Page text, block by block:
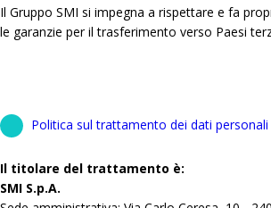
Il Gruppo SMI si impegna a rispettare e fa
le garanzie per il trasferimento verso Paesi
Politica sul trattamento dei dati personali
Il titolare del trattamento è:
SMI S.p.A.